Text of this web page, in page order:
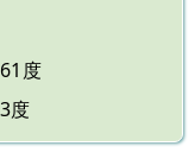
度
度